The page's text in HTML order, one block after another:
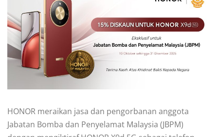
HONOR meraikan jasa dan pengorbanan anggota
Jabatan Bomba dan Penyelamat Malaysia (JBPM)